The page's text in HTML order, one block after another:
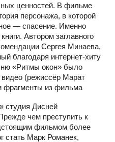
ценностей. В фильме
персонажа, в которой
— спасение. Именно
Автором заглавного
Сергея Минаева,
благодаря интернет-хиту
«Ритмы окон» было
(режиссёр Марат
фрагменты из фильма
студия Дисней
чем преступить к
фильмом более
стать Марк Романек,